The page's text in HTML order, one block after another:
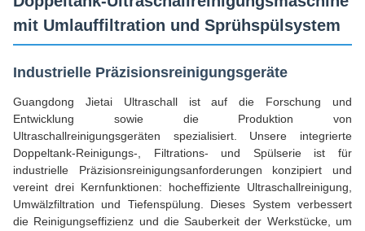
mit Umlauffiltration und Sprühspülsystem
Industrielle Präzisionsreinigungsgeräte
Guangdong Jietai Ultraschall ist auf die Forschung und
Entwicklung sowie die Produktion von
Ultraschallreinigungsgeräten spezialisiert. Unsere integrierte
Doppeltank-Reinigungs-, Filtrations- und Spülserie ist für
industrielle Präzisionsreinigungsanforderungen konzipiert und
vereint drei Kernfunktionen: hocheffiziente Ultraschallreinigung,
Umwälzfiltration und Tiefenspülung. Dieses System verbessert
die Reinigungseffizienz und die Sauberkeit der Werkstücke, um